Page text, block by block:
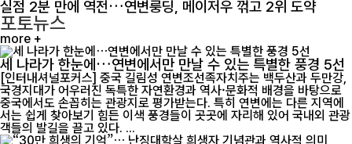
실점 2분 만에 역전…연변룽딩, 메이저우 꺾고 2위 도약
포토뉴스
more +
세 나라가 한눈에…연변에서만 만날 수 있는 특별한 풍경 5선
[인터내셔널포커스] 중국 길림성 연변조선족자치주는 백두산과 두만강,
국경지대가 어우러진 독특한 자연환경과 역사·문화적 배경을 바탕으로
중국에서도 손꼽히는 관광지로 평가받는다. 특히 연변에는 다른 지역에
서는 쉽게 찾아보기 힘든 이색 풍경들이 곳곳에 자리해 있어 국내외 관광
객들의 발길을 끌고 있다. ...